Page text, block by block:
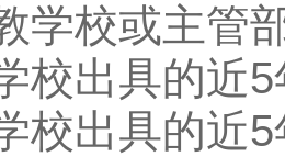
校或主管
出具的近5
出具的近5